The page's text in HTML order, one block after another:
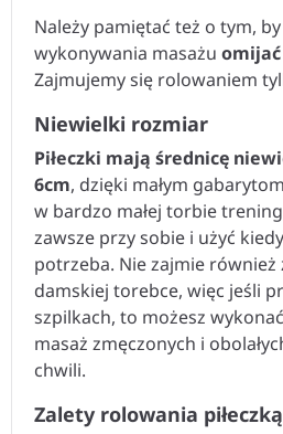
Należy pamiętać też o tym,
wykonywania masażu omijać
Zajmujemy się rolowaniem
Niewielki rozmiar
Piłeczki mają średnicę
6cm, dzięki małym
w bardzo małej torbie
zawsze przy sobie i użyć
potrzeba. Nie zajmie
damskiej torebce, więc jeśli
szpilkach, to możesz
masaż zmęczonych i
chwili.
Zalety rolowania